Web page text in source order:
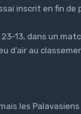
inscrit en fin de
23-13, dans un
d’air au
les